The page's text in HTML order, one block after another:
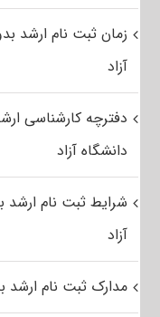
زمان ثبت نام ارشد
آزاد
دفترچه کارشناسی
دانشگاه آزاد
شرایط ثبت نام ارشد
آزاد
مدارک ثبت نام ارشد